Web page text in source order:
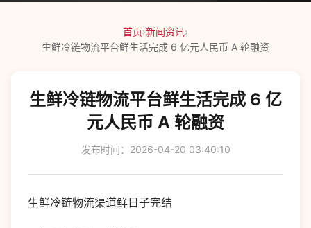
首页›新闻资讯›
生鲜冷链物流平台鲜生活完成 6 亿元人民币 A 轮融资
生鲜冷链物流平台鲜生活完成 6 亿
元人民币 A 轮融资
发布时间：2026-04-20 03:40:10
生鲜冷链物流渠道鲜日子完结